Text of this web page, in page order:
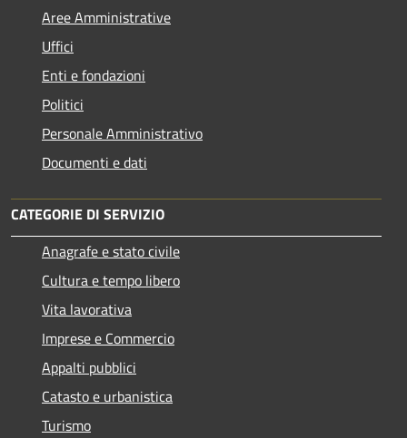
Aree Amministrative
Uffici
Enti e fondazioni
Politici
Personale Amministrativo
Documenti e dati
CATEGORIE DI SERVIZIO
Anagrafe e stato civile
Cultura e tempo libero
Vita lavorativa
Imprese e Commercio
Appalti pubblici
Catasto e urbanistica
Turismo